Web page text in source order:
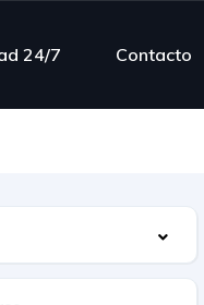
24/7 Contacto